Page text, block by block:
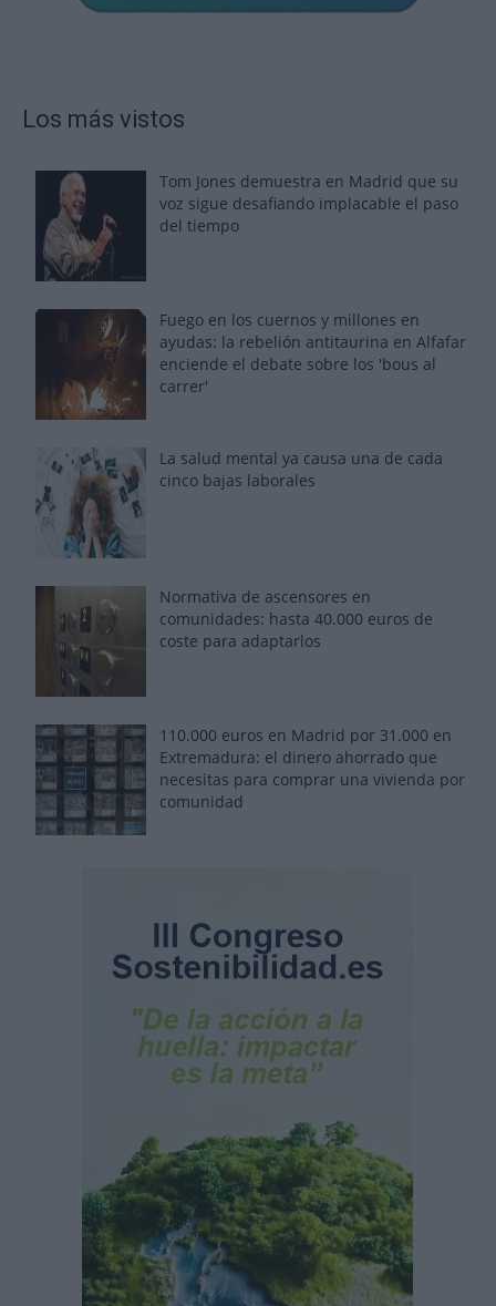
Los más vistos
Tom Jones demuestra en Madrid que su
voz sigue desafiando implacable el paso
del tiempo
Fuego en los cuernos y millones en
ayudas: la rebelión antitaurina en Alfafar
enciende el debate sobre los 'bous al
carrer'
La salud mental ya causa una de cada
cinco bajas laborales
Normativa de ascensores en
comunidades: hasta 40.000 euros de
coste para adaptarlos
110.000 euros en Madrid por 31.000 en
Extremadura: el dinero ahorrado que
necesitas para comprar una vivienda por
comunidad